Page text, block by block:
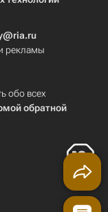
рекламы
обо всех
обратной